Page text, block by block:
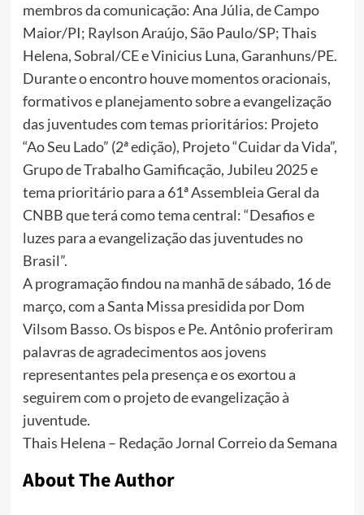
membros da comunicação: Ana Júlia, de Campo
Maior/PI; Raylson Araújo, São Paulo/SP; Thais
Helena, Sobral/CE e Vinicius Luna, Garanhuns/PE.
Durante o encontro houve momentos oracionais,
formativos e planejamento sobre a evangelização
das juventudes com temas prioritários: Projeto
“Ao Seu Lado” (2ª edição), Projeto “Cuidar da Vida”,
Grupo de Trabalho Gamificação, Jubileu 2025 e
tema prioritário para a 61ª Assembleia Geral da
CNBB que terá como tema central: “Desafios e
luzes para a evangelização das juventudes no
Brasil”.
A programação findou na manhã de sábado, 16 de
março, com a Santa Missa presidida por Dom
Vilsom Basso. Os bispos e Pe. Antônio proferiram
palavras de agradecimentos aos jovens
representantes pela presença e os exortou a
seguirem com o projeto de evangelização à
juventude.
Thais Helena – Redação Jornal Correio da Semana
About The Author